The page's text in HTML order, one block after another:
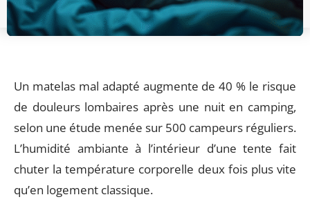
Un matelas mal adapté augmente de 40 % le risque
de douleurs lombaires après une nuit en camping,
selon une étude menée sur 500 campeurs réguliers.
L’humidité ambiante à l’intérieur d’une tente fait
chuter la température corporelle deux fois plus vite
qu’en logement classique.